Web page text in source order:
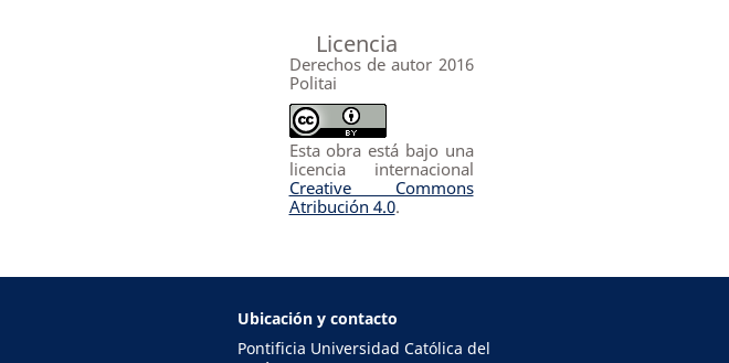
Licencia
Derechos de autor 2016
Politai
Esta obra está bajo una
licencia internacional
Creative Commons
Atribución 4.0.
Ubicación y contacto
Pontificia Universidad Católica del